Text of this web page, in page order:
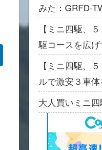
みた：GRFD-
【ミニ四駆、
駆コースを広げ
【ミニ四駆、
ルで激安３車体
大人買いミニ